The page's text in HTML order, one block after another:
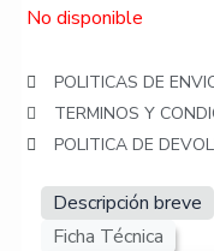
No disponible
POLITICAS DE
TERMINOS Y
POLITICA DE
Descripción breve
Ficha Técnica